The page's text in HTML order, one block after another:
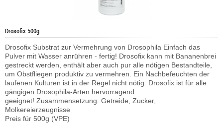
Drosofix 500g
Drosofix Substrat zur Vermehrung von Drosophila Einfach das
Pulver mit Wasser anrühren - fertig! Drosofix kann mit Bananenbrei
gestreckt werden, enthält aber auch pur alle nötigen Bestandteile,
um Obstfliegen produktiv zu vermehren. Ein Nachbefeuchten der
laufenen Kulturen ist in der Regel nicht nötig. Drosofix ist für alle
gängigen Drosophila-Arten hervorragend
geeignet! Zusammensetzung: Getreide, Zucker,
Molkereierzeugnisse
Preis für 500g (VPE)